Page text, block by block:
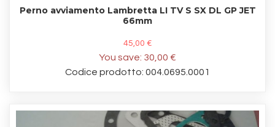
Perno avviamento Lambretta LI TV S SX DL GP JET
66mm
45,00 €
You save: 30,00 €
Codice prodotto: 004.0695.0001